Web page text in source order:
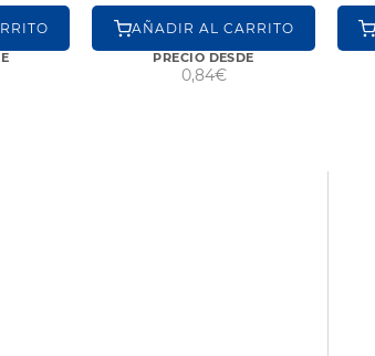
AÑADIR AL CARRITO
PRECIO DESDE
0,84€